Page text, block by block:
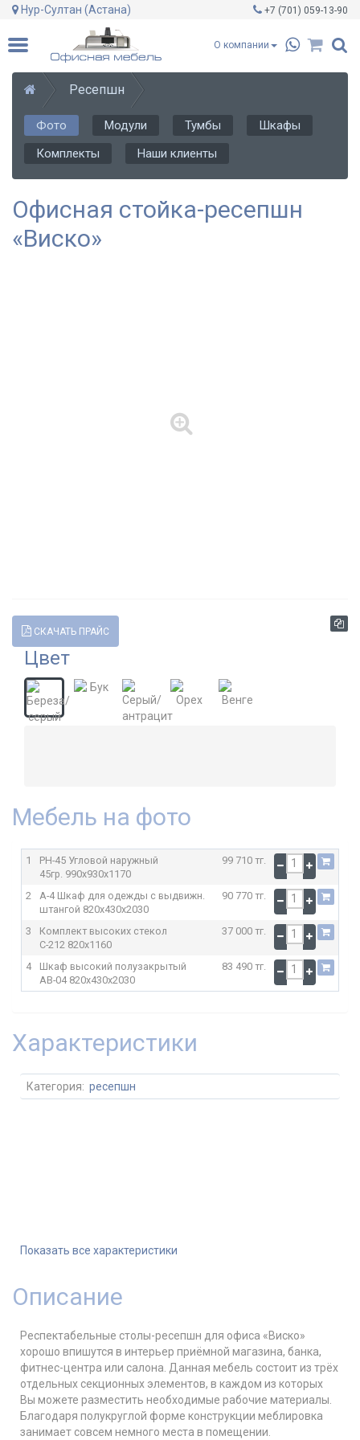
Нур-Султан (Астана) +7 (701) 059-13-90
О компании
Ресепшн
Фото Модули Тумбы
Шкафы
Комплекты
Наши клиенты
Офисная стойка-ресепшн
«Виско»
СКАЧАТЬ ПРАЙС
Цвет
Мебель на фото
1
РН-45 Угловой наружный
45гр. 990x930x1170
99 710 тг.
2
А-4 Шкаф для одежды с выдвижн.
штангой 820x430x2030
90 770 тг.
3
Комплект высоких стекол
С-212 820x1160
37 000 тг.
4
Шкаф высокий полузакрытый
АВ-04 820x430x2030
83 490 тг.
Характеристики
Категория: ресепшн
Показать все характеристики
Описание
Респектабельные столы-ресепшн для офиса «Виско»
хорошо впишутся в интерьер приёмной магазина, банка,
фитнес-центра или салона. Данная мебель состоит из трёх
отдельных секционных элементов, в каждом из которых
Вы можете разместить необходимые рабочие материалы.
Благодаря полукруглой форме конструкции меблировка
занимает совсем немного места в помещении.